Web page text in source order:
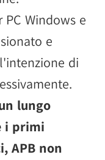
Windows e
e
di
lungo
i primi
APB non